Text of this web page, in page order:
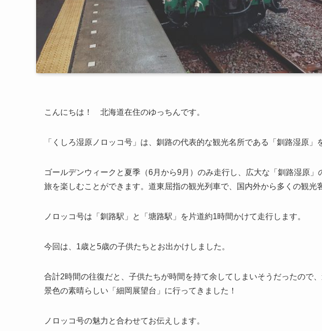
こんにちは！ 北海道在住のゆっちんです。
「くしろ湿原ノロッコ号」は、釧路の代表的な観光名所である「釧路湿原」
ゴールデンウィークと夏季（6月から9月）のみ走行し、広大な「釧路湿原
旅を楽しむことができます。道東屈指の観光列車で、国内外から多くの観光
ノロッコ号は「釧路駅」と「塘路駅」を片道約1時間かけて走行します。
今回は、1歳と5歳の子供たちとお出かけしました。
合計2時間の往復だと、子供たちが時間を持て余してしまいそうだったので
景色の素晴らしい「細岡展望台」に行ってきました！
ノロッコ号の魅力と合わせてお伝えします。